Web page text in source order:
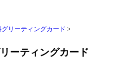
グリーティングカード
ーティングカード